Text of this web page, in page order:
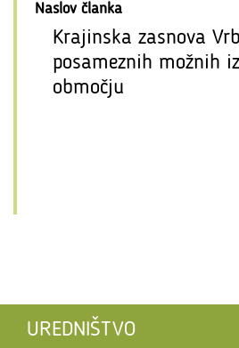
Naslov članka
Krajinska zasnova
posameznih možnih
območju
UREDNIŠTVO